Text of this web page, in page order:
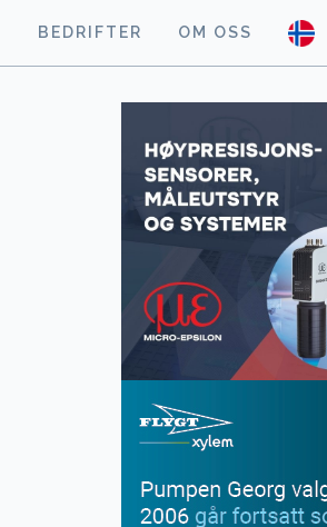
BEDRIFTER OM OSS